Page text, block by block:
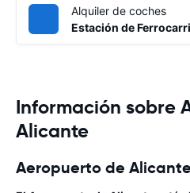
Alquiler de coches
Estación de
Información sobre
Alicante
Aeropuerto de